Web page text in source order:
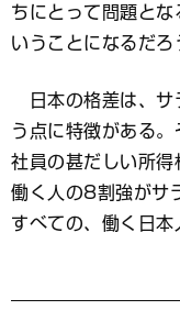
ちにとって問題と
いうことになるだろ
日本の格差は、サ
う点に特徴がある
社員の甚だしい所得
働く人の8割強がサ
すべての、働く日本